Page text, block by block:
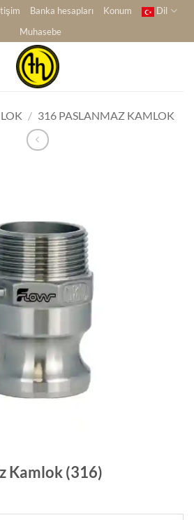
Banka hesapları Konum
Dil
Muhasebe
/ 316 PASLANMAZ KAMLOK
Kamlok (316)